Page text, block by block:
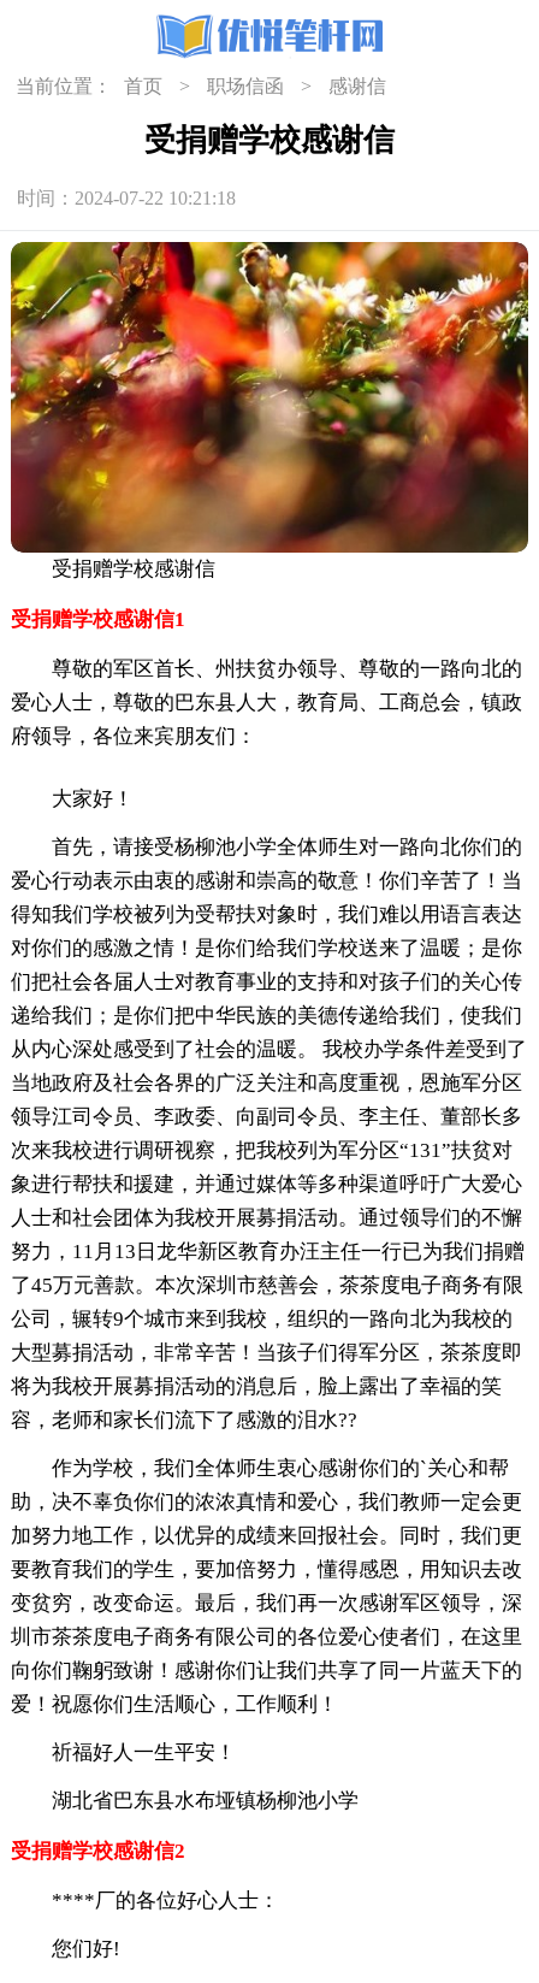
当前位置： 首页 > 职场信函 > 感谢信
受捐赠学校感谢信
时间：2024-07-22 10:21:18
受捐赠学校感谢信
受捐赠学校感谢信1
尊敬的军区首长、州扶贫办领导、尊敬的一路向北的
爱心人士，尊敬的巴东县人大，教育局、工商总会，镇政
府领导，各位来宾朋友们：
大家好！
首先，请接受杨柳池小学全体师生对一路向北你们的
爱心行动表示由衷的感谢和崇高的敬意！你们辛苦了！当
得知我们学校被列为受帮扶对象时，我们难以用语言表达
对你们的感激之情！是你们给我们学校送来了温暖；是你
们把社会各届人士对教育事业的支持和对孩子们的关心传
递给我们；是你们把中华民族的美德传递给我们，使我们
从内心深处感受到了社会的温暖。 我校办学条件差受到了
当地政府及社会各界的广泛关注和高度重视，恩施军分区
领导江司令员、李政委、向副司令员、李主任、董部长多
次来我校进行调研视察，把我校列为军分区“131”扶贫对
象进行帮扶和援建，并通过媒体等多种渠道呼吁广大爱心
人士和社会团体为我校开展募捐活动。通过领导们的不懈
努力，11月13日龙华新区教育办汪主任一行已为我们捐赠
了45万元善款。本次深圳市慈善会，茶茶度电子商务有限
公司，辗转9个城市来到我校，组织的一路向北为我校的
大型募捐活动，非常辛苦！当孩子们得军分区，茶茶度即
将为我校开展募捐活动的消息后，脸上露出了幸福的笑
容，老师和家长们流下了感激的泪水??
作为学校，我们全体师生衷心感谢你们的`关心和帮
助，决不辜负你们的浓浓真情和爱心，我们教师一定会更
加努力地工作，以优异的成绩来回报社会。同时，我们更
要教育我们的学生，要加倍努力，懂得感恩，用知识去改
变贫穷，改变命运。最后，我们再一次感谢军区领导，深
圳市茶茶度电子商务有限公司的各位爱心使者们，在这里
向你们鞠躬致谢！感谢你们让我们共享了同一片蓝天下的
爱！祝愿你们生活顺心，工作顺利！
祈福好人一生平安！
湖北省巴东县水布垭镇杨柳池小学
受捐赠学校感谢信2
****厂的各位好心人士：
您们好!